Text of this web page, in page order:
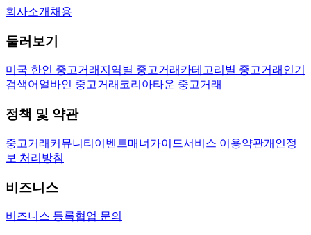
회사소개 채용
둘러보기
미국 한인 중고거래 지역별 중고거래 카테고리별 중고거래 인기
검색어 얼바인 중고거래 코리아타운 중고거래
정책 및 약관
중고거래 커뮤니티 이벤트매너가이드서비스 이용약관개인정
보 처리방침
비즈니스
비즈니스 등록협업 문의